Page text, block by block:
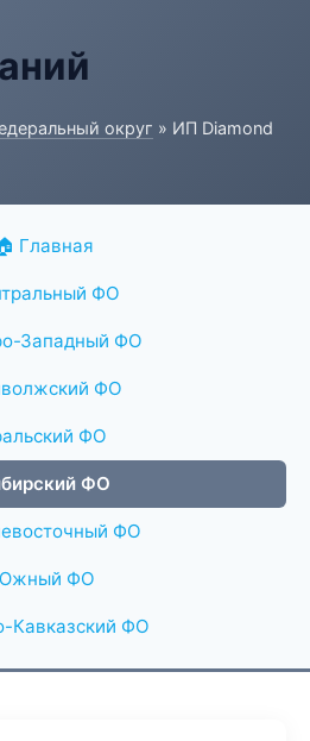
округ » ИП Diamond
Главная
ФО
Западный ФО
ФО
ФО
ФО
ФО
ФО
Кавказский ФО